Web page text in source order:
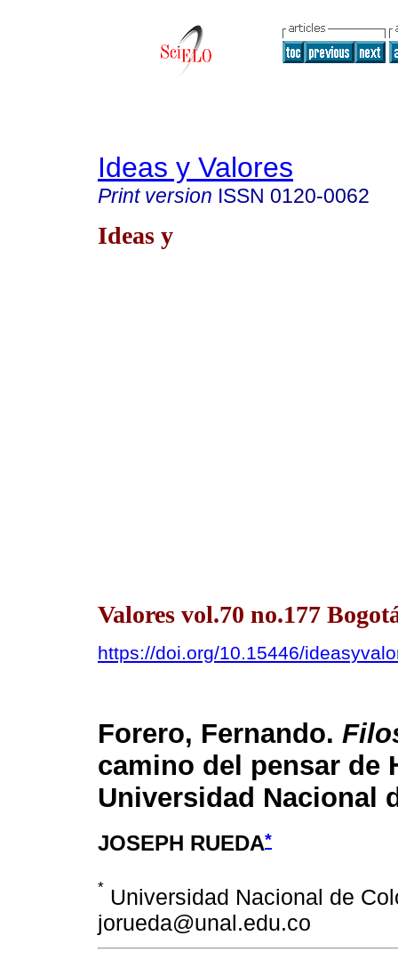
Ideas y Valores
Print version ISSN 0120-0062
Ideas y
Valores vol.70 no.177
https://doi.org/10.15446/
Forero, Fernando.
camino del pensar de
Universidad Nacional
JOSEPH RUEDA*
* Universidad Nacional de
jorueda@unal.edu.co